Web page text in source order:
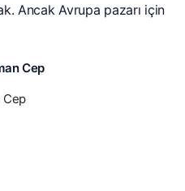
Ancak Avrupa pazarı için
Cep